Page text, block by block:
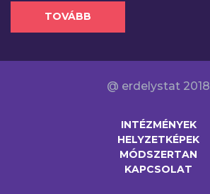
TOVÁBB
@ erdelystat 2018
INTÉZMÉNYEK
HELYZETKÉPEK
MÓDSZERTAN
KAPCSOLAT